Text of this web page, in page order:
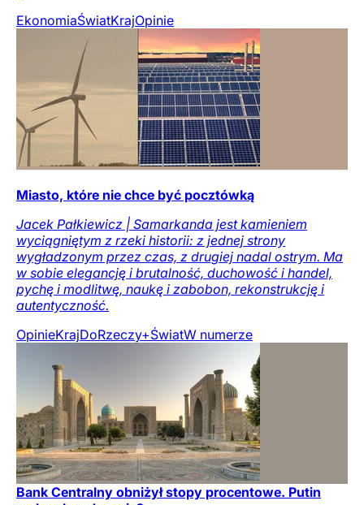
EkonomiaŚwiatKrajOpinie
Miasto, które nie chce być pocztówką
Jacek Pałkiewicz | Samarkanda jest kamieniem
wyciągniętym z rzeki historii: z jednej strony
wygładzonym przez czas, z drugiej nadal ostrym. Ma
w sobie elegancję i brutalność, duchowość i handel,
pychę i modlitwę, naukę i zabobon, rekonstrukcję i
autentyczność.
OpinieKrajDoRzeczy+ŚwiatW numerze
Bank Centralny obniżył stopy procentowe. Putin